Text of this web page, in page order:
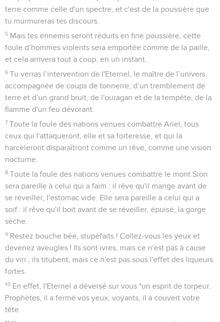
terre comme celle d'un spectre, et c'est de la poussière que
tu murmureras tes discours.
5 Mais tes ennemis seront réduits en fine poussière, cette
foule d’hommes violents sera emportée comme de la paille,
et cela arrivera tout à coup, en un instant.
6 Tu verras l’intervention de l'Eternel, le maître de l’univers,
accompagnée de coups de tonnerre, d’un tremblement de
terre et d’un grand bruit, de l'ouragan et de la tempête, de la
flamme d'un feu dévorant.
7 Toute la foule des nations venues combattre Ariel, tous
ceux qui l'attaqueront, elle et sa forteresse, et qui la
harcèleront disparaîtront comme un rêve, comme une vision
nocturne.
8 Toute la foule des nations venues combattre le mont Sion
sera pareille à celui qui a faim : il rêve qu'il mange avant de
se réveiller, l'estomac vide. Elle sera pareille à celui qui a
soif : il rêve qu'il boit avant de se réveiller, épuisé, la gorge
sèche.
9 Restez bouche bée, stupéfaits ! Collez-vous les yeux et
devenez aveugles ! Ils sont ivres, mais ce n'est pas à cause
du vin ; ils titubent, mais ce n'est pas sous l'effet des liqueurs
fortes.
10 En effet, l'Eternel a déversé sur vous *un esprit de torpeur.
Prophètes, il a fermé vos yeux, voyants, il a couvert votre
tête.